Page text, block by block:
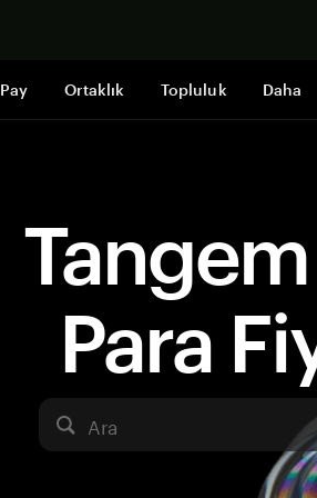
Pay Ortaklık Topluluk Daha
Para
Ara